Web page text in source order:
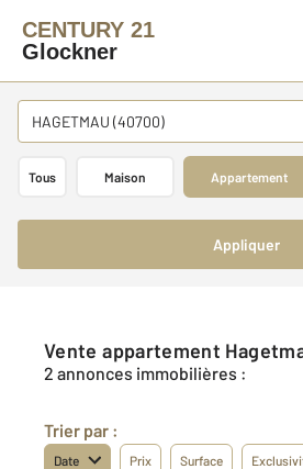
CENTURY 21
Glockner
HAGETMAU (40700)
Tous Maison Appartement
Appliquer
Vente appartement
2 annonces immobilières :
Trier par :
Date Prix Surface